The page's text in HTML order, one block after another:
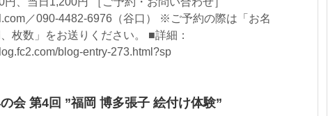
／090-4482-6976（谷口） ※ご予約の際は「お名
枚数」をお送りください。 ■詳細：
blog-entry-273.html?sp
の会 第4回 ”福岡 博多張子 絵付け体験”